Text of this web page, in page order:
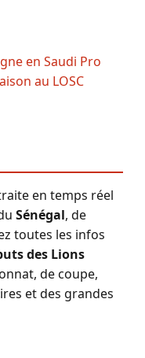
en Saudi Pro
au LOSC
en temps réel
Sénégal, de
toutes les infos
des Lions
de coupe,
et des grandes